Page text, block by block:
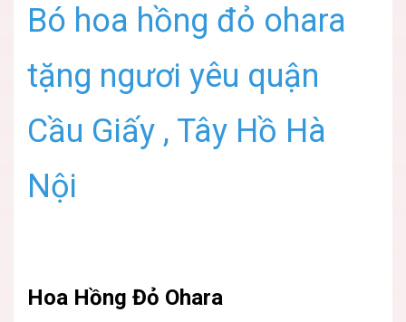
Bó hoa hồng đỏ ohara
tặng ngươi yêu quận
Cầu Giấy , Tây Hồ Hà
Nội
Hoa Hồng Đỏ Ohara